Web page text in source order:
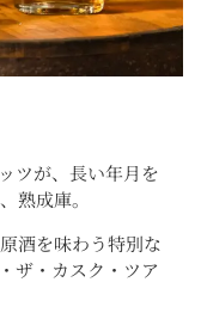
ツが、長い年月を
熟成庫。
酒を味わう特別な
ザ・カスク・ツア